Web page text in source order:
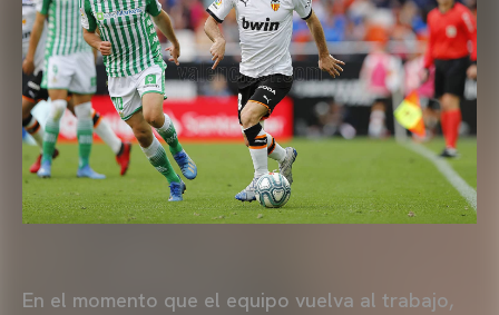
En el momento que el equipo vuelva al trabajo,